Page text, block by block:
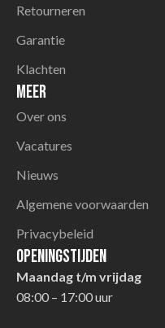
Retourneren
Garantie
Klachten
Meer
Over ons
Vacatures
Nieuws
Algemene voorwaarden
Privacybeleid
Openingstijden
Maandag t/m vrijdag
08:00 – 17:00 uur